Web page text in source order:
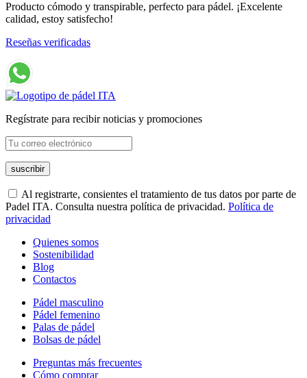
Producto cómodo y transpirable, perfecto para pádel. ¡Excelente
calidad, estoy satisfecho!
Reseñas verificadas
Regístrate para recibir noticias y promociones
Al registrarte, consientes el tratamiento de tus datos por parte de
Padel ITA. Consulta nuestra política de privacidad. Política de
privacidad
Quienes somos
Sostenibilidad
Blog
Contactos
Pádel masculino
Pádel femenino
Palas de pádel
Bolsas de pádel
Preguntas más frecuentes
Cómo comprar